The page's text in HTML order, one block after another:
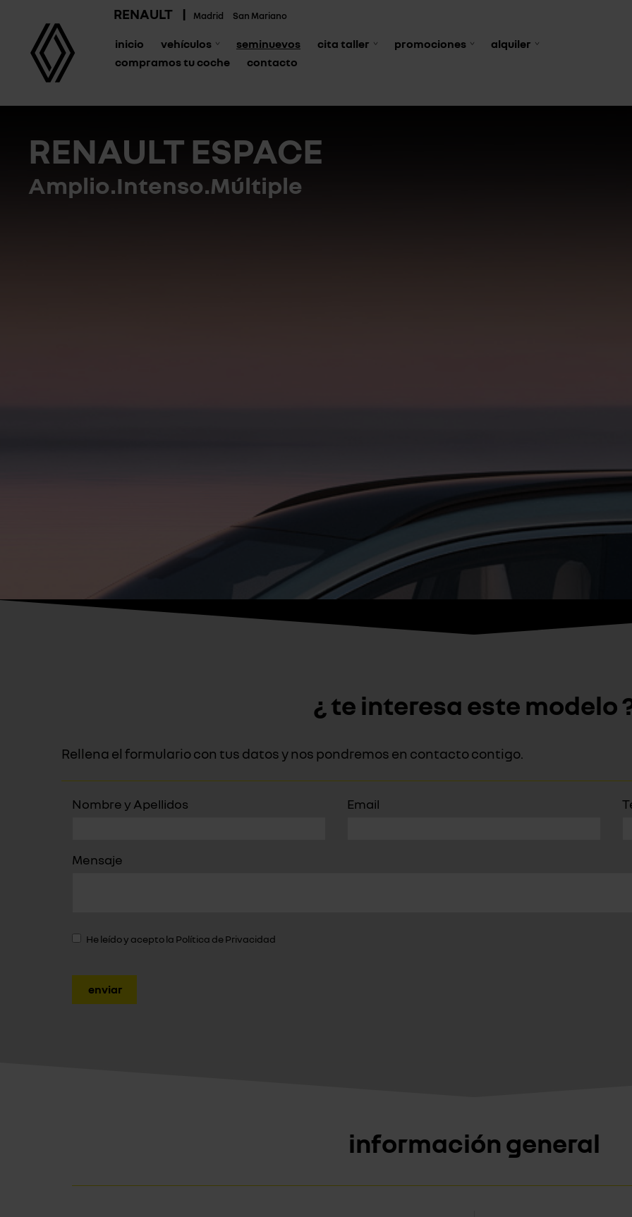
RENAULT | Madrid San Mariano
inicio vehículos seminuevos cita taller promociones
alquiler
compramos tu coche
contacto
RENAULT ESPACE
Amplio.Intenso.Múltiple
¿ te interesa este modelo
Rellena el formulario con tus datos y nos pondremos en contacto contigo.
Nombre y Apellidos Email
Mensaje
He leído y acepto la Política de Privacidad
enviar
información general